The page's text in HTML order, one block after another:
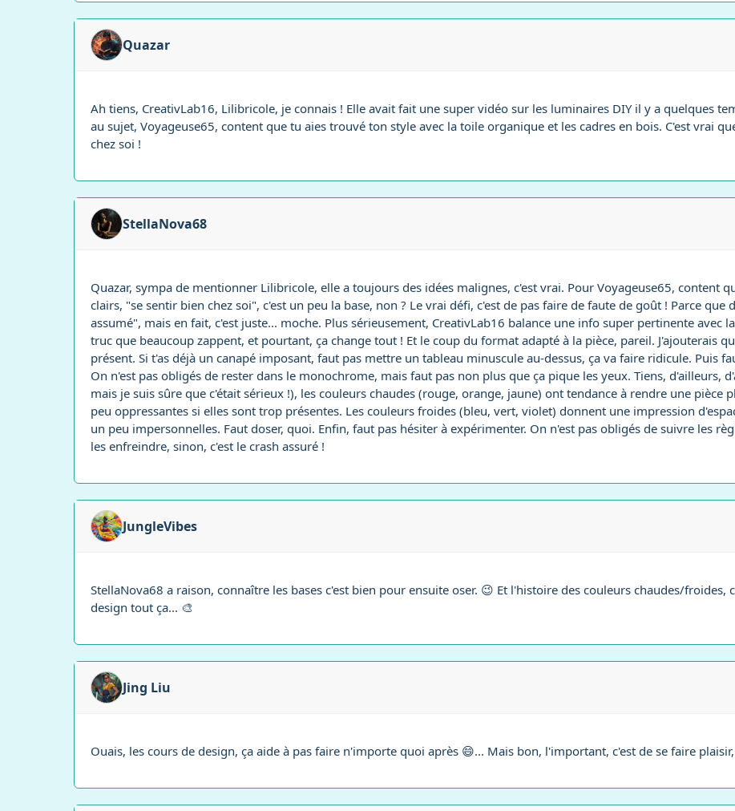
Quazar
Ah tiens, CreativLab16, Lilibricole, je connais ! Elle avait fait une super vidéo sur les luminaires DIY il y a quelques
au sujet, Voyageuse65, content que tu aies trouvé ton style avec la toile organique et les cadres en bois. C'est vrai
chez soi !
StellaNova68
Quazar, sympa de mentionner Lilibricole, elle a toujours des idées malignes, c'est vrai. Pour Voyageuse65, content
clairs, "se sentir bien chez soi", c'est un peu la base, non ? Le vrai défi, c'est de pas faire de faute de goût ! Parce
assumé", mais en fait, c'est juste... moche. Plus sérieusement, CreativLab16 balance une info super pertinente avec
truc que beaucoup zappent, et pourtant, ça change tout ! Et le coup du format adapté à la pièce, pareil. J'ajouterais
présent. Si t'as déjà un canapé imposant, faut pas mettre un tableau minuscule au-dessus, ça va faire ridicule. Puis
On n'est pas obligés de rester dans le monochrome, mais faut pas non plus que ça pique les yeux. Tiens, d'ailleurs,
mais je suis sûre que c'était sérieux !), les couleurs chaudes (rouge, orange, jaune) ont tendance à rendre une pièce
peu oppressantes si elles sont trop présentes. Les couleurs froides (bleu, vert, violet) donnent une impression
un peu impersonnelles. Faut doser, quoi. Enfin, faut pas hésiter à expérimenter. On n'est pas obligés de suivre les
les enfreindre, sinon, c'est le crash assuré !
JungleVibes
StellaNova68 a raison, connaître les bases c'est bien pour ensuite oser. 😉 Et l'histoire des couleurs chaudes/froides,
design tout ça... 🎨
Jing Liu
Ouais, les cours de design, ça aide à pas faire n'importe quoi après 😄... Mais bon, l'important, c'est de se faire